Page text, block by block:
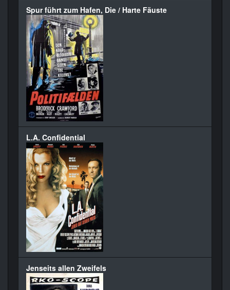
Spur führt zum Hafen, Die / Harte Fäuste
L.A. Confidential
Jenseits allen Zweifels